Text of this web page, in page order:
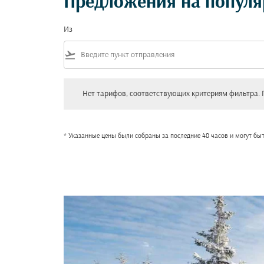
Из
flight_takeoff
Нет тарифов, соответствующих критериям
* Указанные цены были собраны за последние 48 часов и могут